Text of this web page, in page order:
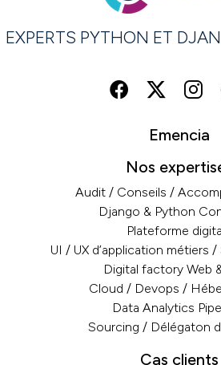
EXPERTS PYTHON ET
Emencia
Nos
Audit / Conseils /
Django & Python
Plateforme
UI / UX d’application métiers
Digital factory Web
Cloud / Devops /
Data Analytics
Sourcing / Délégaton
Cas clients